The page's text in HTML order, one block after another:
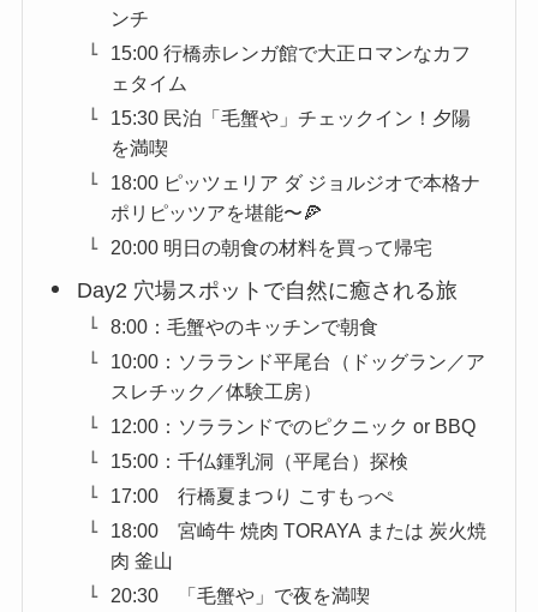
ンチ
15:00 行橋赤レンガ館で大正ロマンなカフ
ェタイム
15:30 民泊「毛蟹や」チェックイン！夕陽
を満喫
18:00 ピッツェリア ダ ジョルジオで本格ナ
ポリピッツアを堪能〜🍕
20:00 明日の朝食の材料を買って帰宅
Day2 穴場スポットで自然に癒される旅
8:00：毛蟹やのキッチンで朝食
10:00：ソラランド平尾台（ドッグラン／ア
スレチック／体験工房）
12:00：ソラランドでのピクニック or BBQ
15:00：千仏鍾乳洞（平尾台）探検
17:00 行橋夏まつり こすもっぺ
18:00 宮崎牛 焼肉 TORAYA または 炭火焼
肉 釜山
20:30 「毛蟹や」で夜を満喫